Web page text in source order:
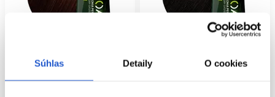
Súhlas Detaily O cookies